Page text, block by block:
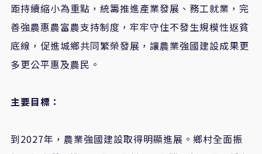
距持續縮小為重點，統籌推進產業發展、務工就業，完
善強農惠農富農支持制度，牢牢守住不發生規模性返貧
底線，促進城鄉共同繁榮發展，讓農業強國建設成果更
多更公平惠及農民。
主要目標：
到2027年，農業強國建設取得明顯進展。鄉村全面振